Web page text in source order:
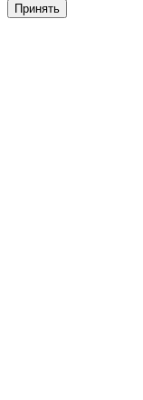
Принять